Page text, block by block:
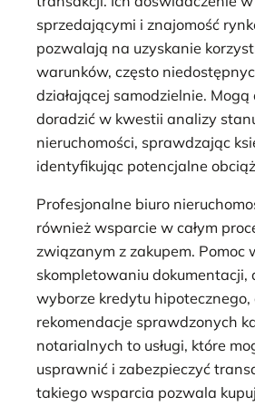
sprzedającymi i znajomość
pozwalają na uzyskanie
warunków, często
działającej samodzielnie.
doradzić w kwestii analizy
nieruchomości, sprawdzając
identyfikując potencjalne
Profesjonalne biuro
również wsparcie w całym
związanym z zakupem. Pomoc
skompletowaniu
wyborze kredytu
rekomendacje sprawdzonych
notarialnych to usługi, które
usprawnić i zabezpieczyć
takiego wsparcia pozwala